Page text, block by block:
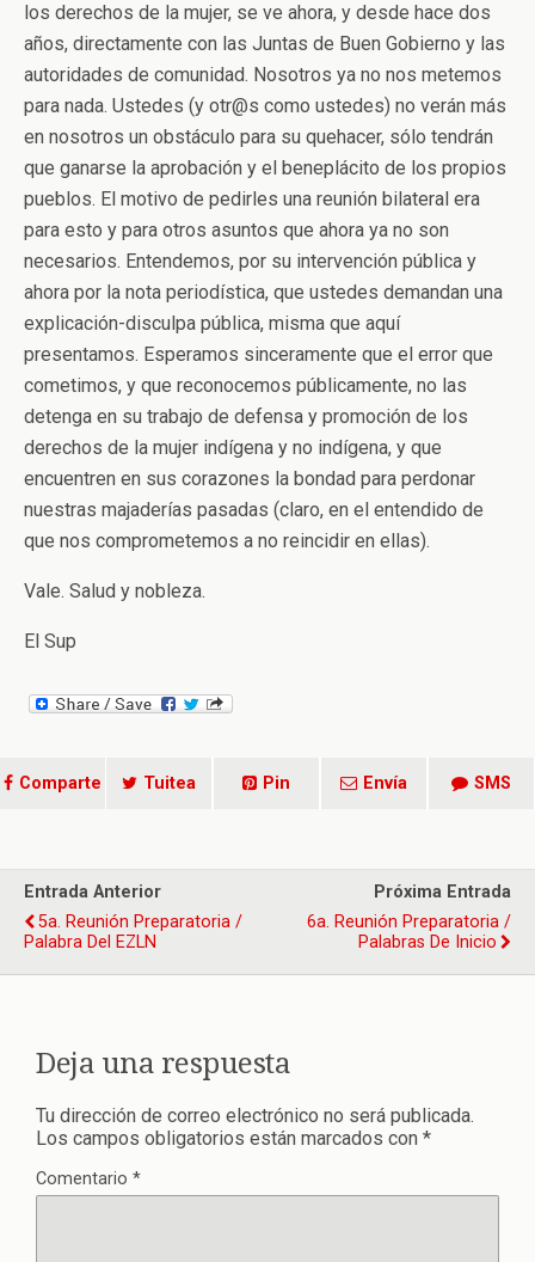
los derechos de la mujer, se ve ahora, y desde hace dos
años, directamente con las Juntas de Buen Gobierno y las
autoridades de comunidad. Nosotros ya no nos metemos
para nada. Ustedes (y otr@s como ustedes) no verán más
en nosotros un obstáculo para su quehacer, sólo tendrán
que ganarse la aprobación y el beneplácito de los propios
pueblos. El motivo de pedirles una reunión bilateral era
para esto y para otros asuntos que ahora ya no son
necesarios. Entendemos, por su intervención pública y
ahora por la nota periodística, que ustedes demandan una
explicación-disculpa pública, misma que aquí
presentamos. Esperamos sinceramente que el error que
cometimos, y que reconocemos públicamente, no las
detenga en su trabajo de defensa y promoción de los
derechos de la mujer indígena y no indígena, y que
encuentren en sus corazones la bondad para perdonar
nuestras majaderías pasadas (claro, en el entendido de
que nos comprometemos a no reincidir en ellas).
Vale. Salud y nobleza.
El Sup
Comparte Tuitea Pin Envía SMS
Entrada Anterior
5a. Reunión Preparatoria /
Palabra Del EZLN
Próxima Entrada
6a. Reunión Preparatoria /
Palabras De Inicio
Deja una respuesta
Tu dirección de correo electrónico no será publicada.
Los campos obligatorios están marcados con *
Comentario *